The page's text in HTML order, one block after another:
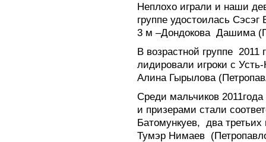
Неплохо играли и наши
группе удостоилась
3 м –Дондокова Дашима
В возрастной группе 2011
лидировали игроки с
Алина Гырылова
Среди мальчиков
и призерами стали
Батомункуев, два
Тумэр Нимаев